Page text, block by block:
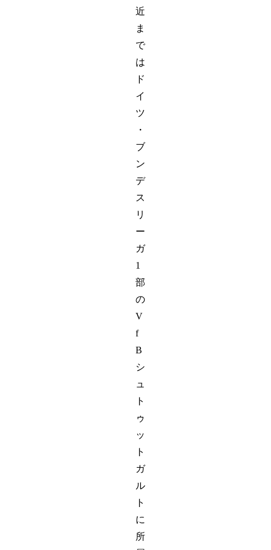
近
ま
で
は
ド
イ
ツ
・
ブ
ン
デ
ス
リ
ー
ガ
1
部
の
V
f
B
シ
ュ
ト
ゥ
ッ
ト
ガ
ル
ト
に
所